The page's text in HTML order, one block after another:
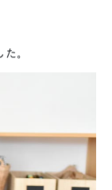
。